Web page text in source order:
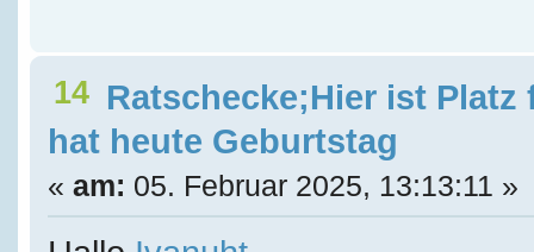
14 Ratschecke;Hier ist
hat heute Geburtstag
« am: 05. Februar 2025, 13:13:11 »